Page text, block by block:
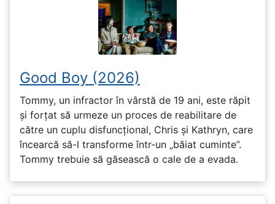
Good Boy (2026)
Tommy, un infractor în vârstă de 19 ani, este răpit
și forțat să urmeze un proces de reabilitare de
către un cuplu disfuncțional, Chris și Kathryn, care
încearcă să-l transforme într-un „băiat cuminte”.
Tommy trebuie să găsească o cale de a evada.